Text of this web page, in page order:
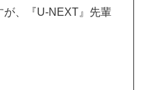
が、『U-NEXT』先輩